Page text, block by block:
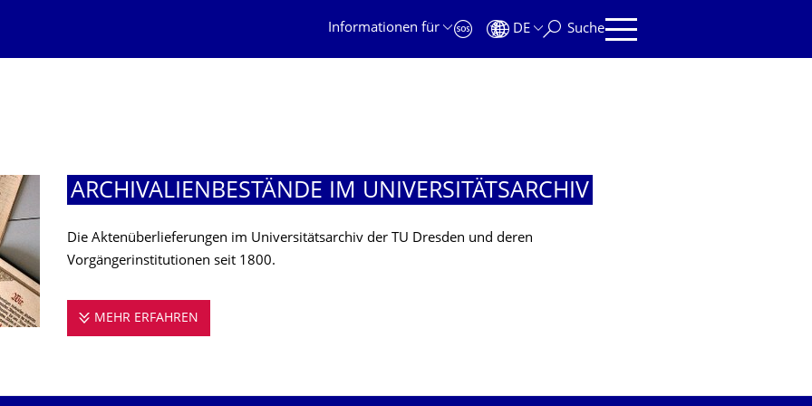
Informationen für
DE Suche
ARCHIVALIENBE­STÄNDE IM UNIVERSITÄTSAR­CHIV
Die Aktenüberlieferungen im Universitätsarchiv der TU Dresden und deren
Vorgängerinstitutionen seit 1800.
MEHR ERFAHREN